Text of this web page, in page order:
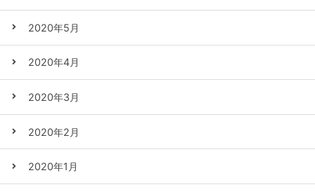
2020年5月
2020年4月
2020年3月
2020年2月
2020年1月